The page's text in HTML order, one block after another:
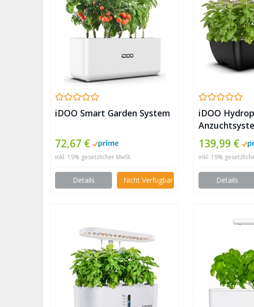
iDOO Smart Garden System
72,67 €
inkl. 19% gesetzlicher MwSt.
Details Nicht Verfügbar
iDOO
139,99 €
inkl. 19%
Details